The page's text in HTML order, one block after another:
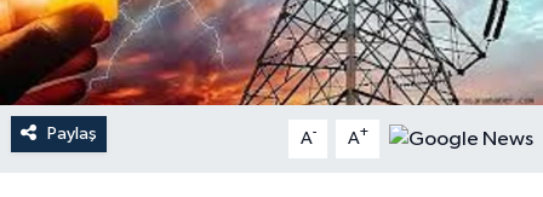
Paylaş A- A+